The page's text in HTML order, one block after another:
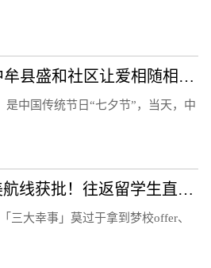
我们的节日▪七夕|中牟县盛和社区让爱相随相约白首
是中国传统节日“七夕节”，当天，中
刚刚！新增6条中美航线获批！往返留学生直接省出一部iPhone……
三大幸事」莫过于拿到梦校offer、